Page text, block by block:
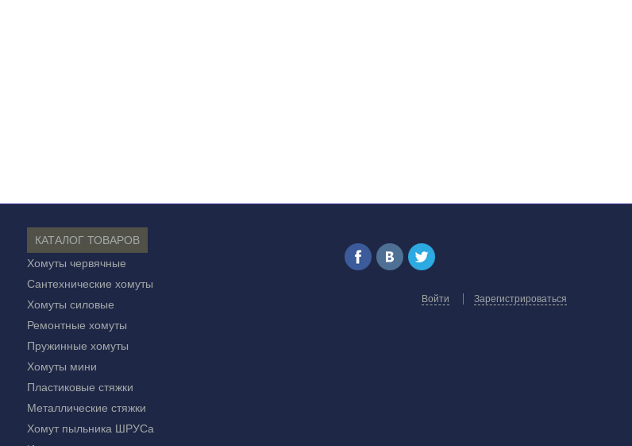
КАТАЛОГ ТОВАРОВ
Хомуты червячные
Сантехнические хомуты
Хомуты силовые
Ремонтные хомуты
Пружинные хомуты
Хомуты мини
Пластиковые стяжки
Металлические стяжки
Хомут пыльника ШРУСа
Войти Зарегистрироваться